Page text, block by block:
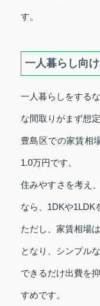
す。
一人暮らし向
一人暮らしをする
な間取りがまず想
豊島区での家賃相
1.0万円です。
住みやすさを考え
なら、1DKや1LDK
ただし、家賃相場
となり、シンプル
できるだけ出費を
すめです。